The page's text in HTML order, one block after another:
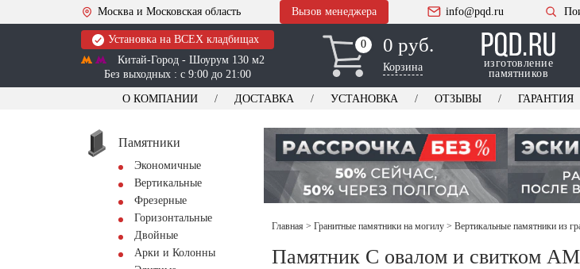
Москва и Московская область Вызов менеджера info@pqd.ru
Установка на ВСЕХ кладбищах
Китай-Город - Шоурум 130 м2
Без выходных : с 9:00 до 21:00
0
0 0 руб.
Корзина
изготовление
памятников
О КОМПАНИИ ДОСТАВКА УСТАНОВКА ОТЗЫВЫ ГАРАНТИЯ
Памятники
Экономичные
Вертикальные
Фрезерные
Горизонтальные
Двойные
Арки и Колонны
Главная > Гранитные памятники на могилу > Вертикальные памятники из
Памятник С овалом и свитком